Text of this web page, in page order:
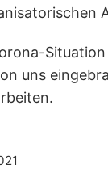
uns